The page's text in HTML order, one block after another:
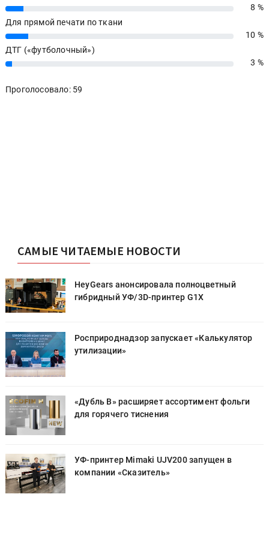
8%
8 %
Для прямой печати по ткани
10%
10 %
ДТГ («футболочный»)
3% 3 %
Проголосовало: 59
САМЫЕ ЧИТАЕМЫЕ НОВОСТИ
HeyGears анонсировала полноцветный
гибридный УФ/3D-принтер G1X
Росприроднадзор запускает «Калькулятор
утилизации»
«Дубль В» расширяет ассортимент фольги
для горячего тиснения
УФ-принтер Mimaki UJV200 запущен в
компании «Сказитель»